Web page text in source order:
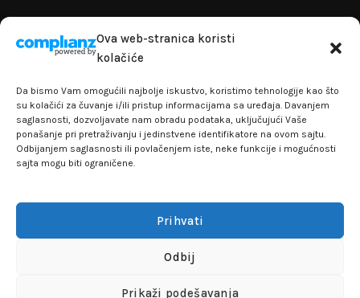
Ova web-stranica koristi
kolačiće
Da bismo Vam omogućili najbolje iskustvo, koristimo tehnologije kao što
su kolačići za čuvanje i/ili pristup informacijama sa uređaja. Davanjem
saglasnosti, dozvoljavate nam obradu podataka, uključujući Vaše
ponašanje pri pretraživanju i jedinstvene identifikatore na ovom sajtu.
Odbijanjem saglasnosti ili povlačenjem iste, neke funkcije i mogućnosti
sajta mogu biti ograničene.
Prihvati
Odbij
Prikaži podešavanja
Reklamacije i garanacije
Politika privatnosti
Adresa: Paunova 24 - TC Banjica
Lokal 102, prvi sprat
FLAKHOBBY© 2021 Sva prava zadržana